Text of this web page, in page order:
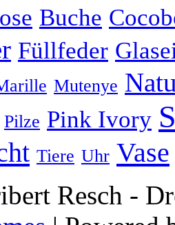
Buche
Füllfeder
Mutenye
Pilze Pink Ivory
Tiere Uhr Vase
Resch -